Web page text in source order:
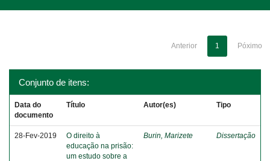
Anterior 1 Póximo
Conjunto de itens:
Data do
documento
Título Autor(es) Tipo
28-Fev-2019
O direito à
educação na prisão:
um estudo sobre a
Burin, Marizete Dissertação